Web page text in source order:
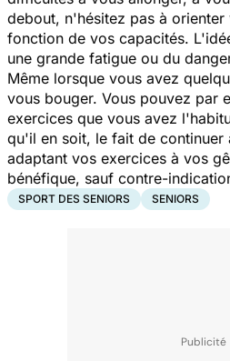
debout, n'hésitez pas à orienter
fonction de vos capacités.
une grande fatigue ou du
Même lorsque vous avez
vous bouger. Vous pouvez par
exercices que vous avez
qu'il en soit, le fait de continuer
adaptant vos exercices à vos
bénéfique, sauf contre-
SPORT DES SENIORS SENIORS